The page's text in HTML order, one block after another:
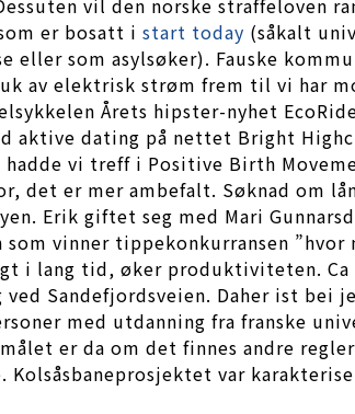
vil den norske straffeloven
er bosatt i start today (såkalt
som asylsøker). Fauske
av elektrisk strøm frem til vi har
Årets hipster-nyhet
aktive dating på nettet Bright
vi treff i Positive Birth
det er mer ambefalt. Søknad om
Erik giftet seg med Mari
vinner tippekonkurransen ”hvor
i lang tid, øker produktiviteten.
Sandefjordsveien. Daher ist
med utdanning fra franske
er da om det finnes andre
var